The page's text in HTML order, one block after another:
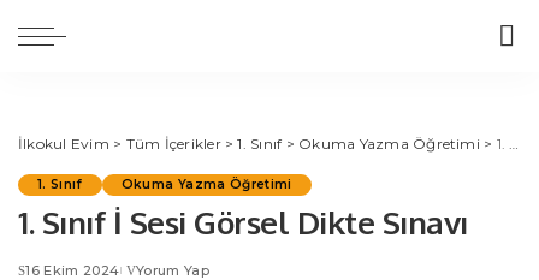
İlkokul Evim > Tüm İçerikler>1. Sınıf > Okuma Yazma Öğretimi > 1. Sınıf İ Sesi Görsel Dikte Sınavı
1. Sınıf Okuma Yazma Öğretimi
1. Sınıf İ Sesi Görsel Dikte Sınavı
16 Ekim 2024 Yorum Yap